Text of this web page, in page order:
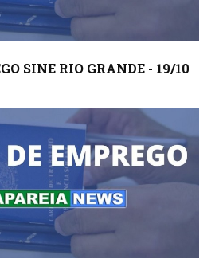
SINE RIO GRANDE - 19/10